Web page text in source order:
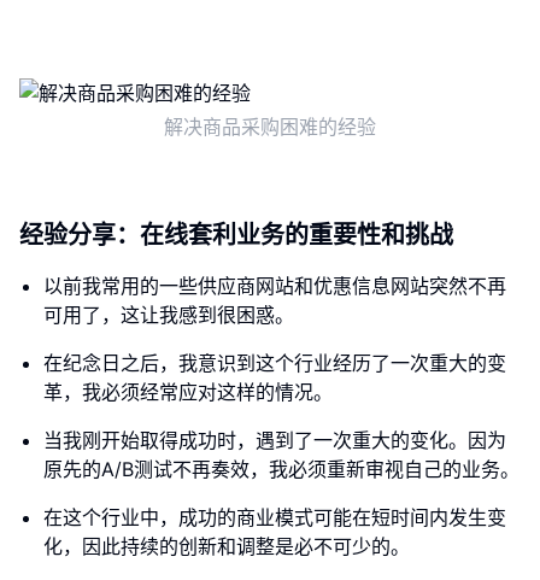
解决商品采购困难的经验
经验分享：在线套利业务的重要性和挑战
以前我常用的一些供应商网站和优惠信息网站突然不再
可用了，这让我感到很困惑。
在纪念日之后，我意识到这个行业经历了一次重大的变
革，我必须经常应对这样的情况。
当我刚开始取得成功时，遇到了一次重大的变化。因为
原先的A/B测试不再奏效，我必须重新审视自己的业务。
在这个行业中，成功的商业模式可能在短时间内发生变
化，因此持续的创新和调整是必不可少的。